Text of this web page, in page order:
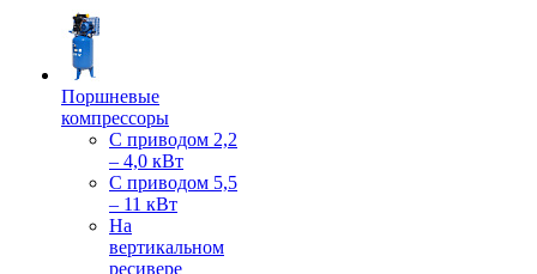
Поршневые
компрессоры
С приводом 2,2
– 4,0 кВт
С приводом 5,5
– 11 кВт
На
вертикальном
ресивере